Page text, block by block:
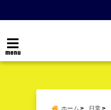
menu
ホーム 日常